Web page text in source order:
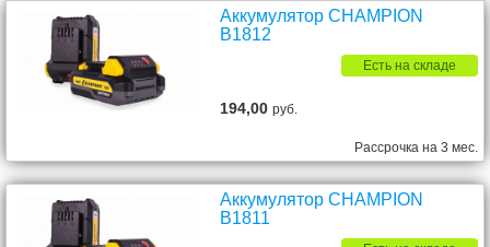
Аккумулятор CHAMPION
B1812
Есть на складе
194,00руб.
Рассрочка на 3 мес.
Аккумулятор CHAMPION
B1811